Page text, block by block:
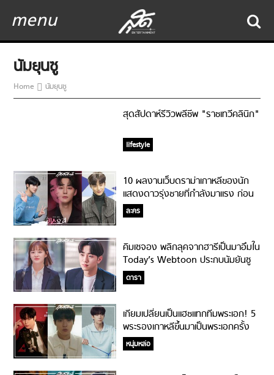
menu
นัมยุนซู
Home นัมยุนซู
สุดสัปดาห์รีวิวพลีชีพ "ราชเทวีคลินิก"
lifestyle
10 ผลงานเว็บดราม่าเกาหลีของนัก
แสดงดาวรุ่งชายที่กำลังมาแรง ก่อน
แจ้งเกิดในซีรี่ย์เกาหลี!
ละคร
คิมเซจอง พลิกลุคจากฮารีเป็นมาอึมใน
Today’s Webtoon ประกบนัมยันซู
ท่านพี่แสนดีที่ขึ้นมาเป็นพระเอกครั้ง
แรก!
ดารา
เกียมเปลี่ยนเป็นแฮชแทกทีมพระเอก! 5
พระรองเกาหลีขึ้นมาเป็นพระเอกครั้ง
แรกในปี 2022!!!
หนุ่มหล่อ